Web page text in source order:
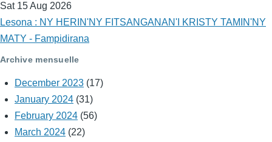
Sat 15 Aug 2026
Lesona : NY HERIN'NY FITSANGANAN'I KRISTY TAMIN'NY
MATY - Fampidirana
Archive mensuelle
December 2023 (17)
January 2024 (31)
February 2024 (56)
March 2024 (22)